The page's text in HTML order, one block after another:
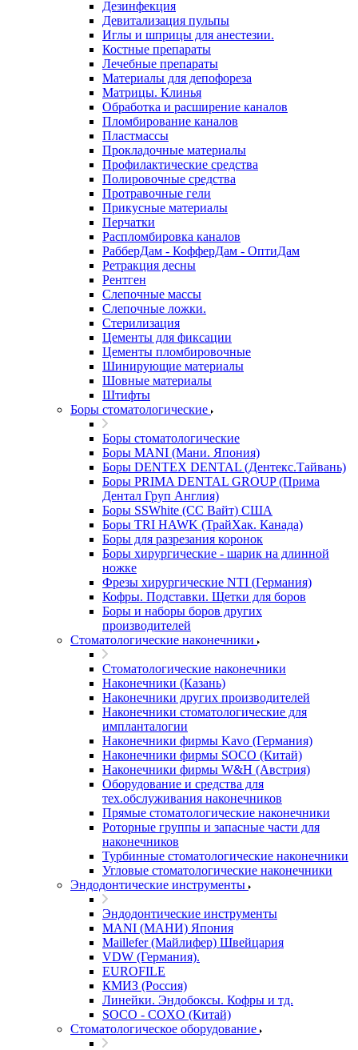
Дезинфекция
Девитализация пульпы
Иглы и шприцы для анестезии.
Костные препараты
Лечебные препараты
Материалы для депофореза
Матрицы. Клинья
Обработка и расширение каналов
Пломбирование каналов
Пластмассы
Прокладочные материалы
Профилактические средства
Полировочные средства
Протравочные гели
Прикусные материалы
Перчатки
Распломбировка каналов
РабберДам - КофферДам - ОптиДам
Ретракция десны
Рентген
Слепочные массы
Слепочные ложки.
Стерилизация
Цементы для фиксации
Цементы пломбировочные
Шинирующие материалы
Шовные материалы
Штифты
Боры стоматологические
Боры стоматологические
Боры MANI (Мани. Япония)
Боры DENTEX DENTAL (Дентекс.Тайвань)
Боры PRIMA DENTAL GROUP (Прима
Дентал Груп Англия)
Боры SSWhite (СС Вайт) США
Боры TRI HAWK (ТрайХак. Канада)
Боры для разрезания коронок
Боры хирургические - шарик на длинной
ножке
Фрезы хирургические NTI (Германия)
Кофры. Подставки. Щетки для боров
Боры и наборы боров других
производителей
Стоматологические наконечники
Стоматологические наконечники
Наконечники (Казань)
Наконечники других производителей
Наконечники стоматологические для
импланталогии
Наконечники фирмы Kavo (Германия)
Наконечники фирмы SOCO (Китай)
Наконечники фирмы W&H (Австрия)
Оборудование и средства для
тех.обслуживания наконечников
Прямые стоматологические наконечники
Роторные группы и запасные части для
наконечников
Турбинные стоматологические наконечники
Угловые стоматологические наконечники
Эндодонтические инструменты
Эндодонтические инструменты
MANI (МАНИ) Япония
Maillefer (Майлифер) Швейцария
VDW (Германия).
EUROFILE
КМИЗ (Россия)
Линейки. Эндобоксы. Кофры и тд.
SOCO - COXO (Китай)
Стоматологическое оборудование